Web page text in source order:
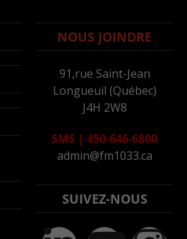
NOUS JOINDRE
91,rue Saint-Jean
Longueuil (Québec)
J4H 2W8
SMS | 450-646-6800
admin@fm1033.ca
SUIVEZ-NOUS